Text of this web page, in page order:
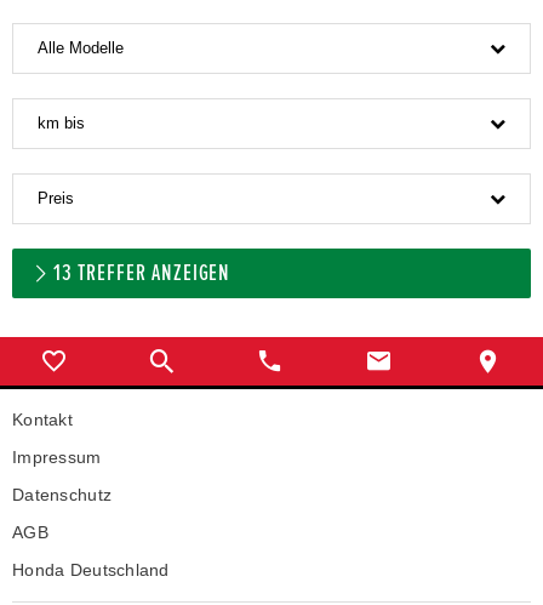
Alle Modelle
km bis
Preis
13 TREFFER ANZEIGEN
Kontakt
Impressum
Datenschutz
AGB
Honda Deutschland